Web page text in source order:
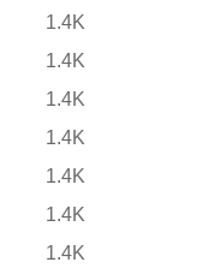
1.4K
1.4K
1.4K
1.4K
1.4K
1.4K
1.4K